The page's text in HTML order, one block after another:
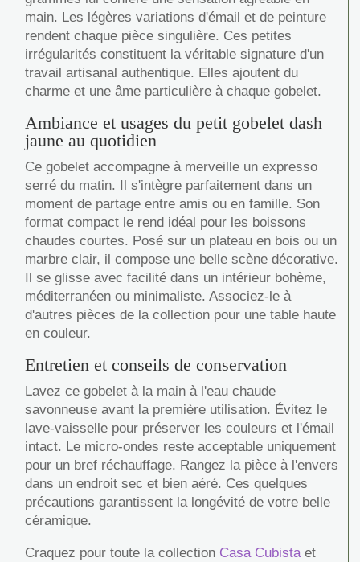
main. Les légères variations d'émail et de peinture
rendent chaque pièce singulière. Ces petites
irrégularités constituent la véritable signature d'un
travail artisanal authentique. Elles ajoutent du
charme et une âme particulière à chaque gobelet.
Ambiance et usages du petit gobelet dash
jaune au quotidien
Ce gobelet accompagne à merveille un expresso
serré du matin. Il s'intègre parfaitement dans un
moment de partage entre amis ou en famille. Son
format compact le rend idéal pour les boissons
chaudes courtes. Posé sur un plateau en bois ou un
marbre clair, il compose une belle scène décorative.
Il se glisse avec facilité dans un intérieur bohème,
méditerranéen ou minimaliste. Associez-le à
d'autres pièces de la collection pour une table haute
en couleur.
Entretien et conseils de conservation
Lavez ce gobelet à la main à l'eau chaude
savonneuse avant la première utilisation. Évitez le
lave-vaisselle pour préserver les couleurs et l'émail
intact. Le micro-ondes reste acceptable uniquement
pour un bref réchauffage. Rangez la pièce à l'envers
dans un endroit sec et bien aéré. Ces quelques
précautions garantissent la longévité de votre belle
céramique.
Craquez pour toute la collection Casa Cubistaet